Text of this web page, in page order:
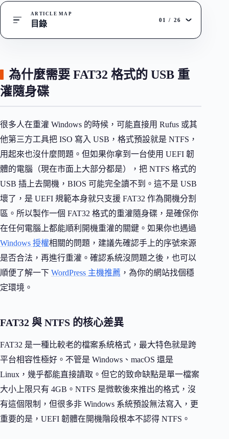
ARTICLE MAP
目錄 01 / 26
為什麼需要 FAT32 格式的 USB 重
灌隨身碟
很多人在重灌 Windows 的時候，可能直接用 Rufus 或其
他第三方工具把 ISO 寫入 USB，格式預設就是 NTFS，
用起來也沒什麼問題。但如果你拿到一台使用 UEFI 韌
體的電腦（現在市面上大部分都是），把 NTFS 格式的
USB 插上去開機，BIOS 可能完全讀不到。這不是 USB
壞了，是 UEFI 規範本身就只支援 FAT32 作為開機分割
區。所以製作一個 FAT32 格式的重灌隨身碟，是確保你
在任何電腦上都能順利開機重灌的關鍵。如果你也遇過
Windows 授權相關的問題，建議先確認手上的序號來源
是否合法，再進行重灌。確認系統沒問題之後，也可以
順便了解一下 WordPress 主機推薦 ，為你的網站找個穩
定環境。
FAT32 與 NTFS 的核心差異
FAT32 是一種比較老的檔案系統格式，最大特色就是跨
平台相容性極好。不管是 Windows、macOS 還是
Linux，幾乎都能直接讀取。但它的致命缺點是單一檔案
大小上限只有 4GB。NTFS 是微軟後來推出的格式，沒
有這個限制，但很多非 Windows 系統預設無法寫入，更
重要的是，UEFI 韌體在開機階段根本不認得 NTFS。